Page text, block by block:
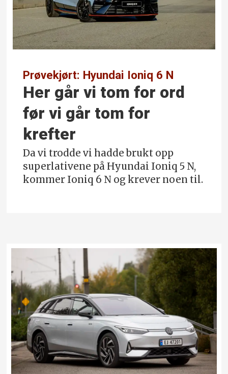
Prøvekjørt: Hyundai Ioniq 6 N
Her går vi tom for ord
før vi går tom for
krefter
Da vi trodde vi hadde brukt opp
superlativene på Hyundai Ioniq 5 N,
kommer Ioniq 6 N og krever noen til.